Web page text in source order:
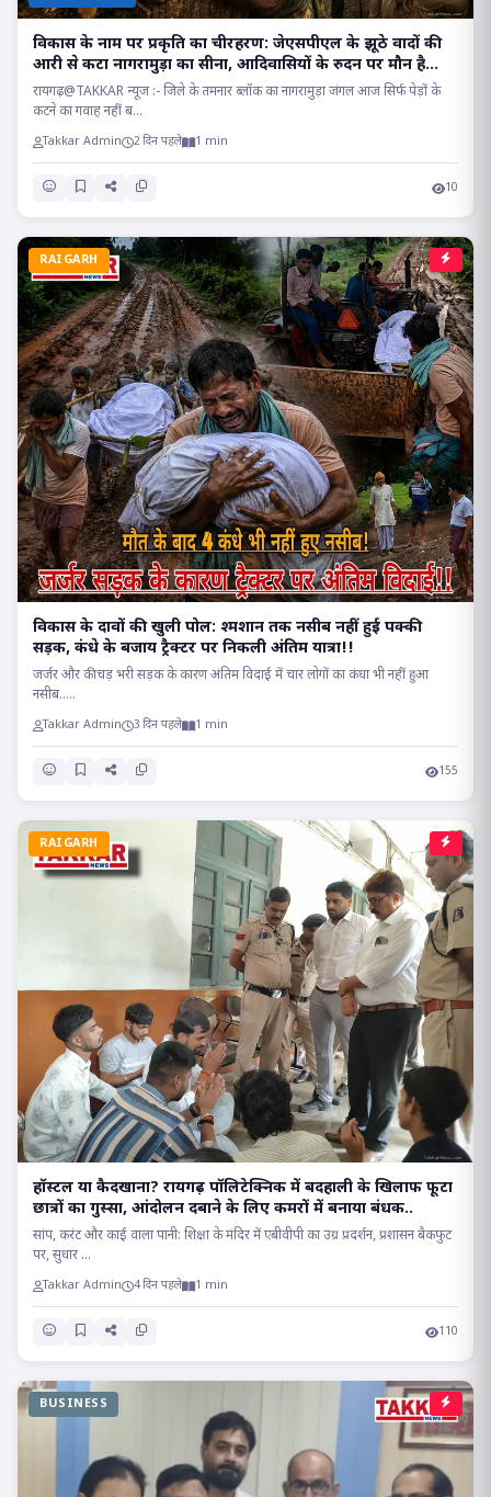
विकास के नाम पर प्रकृति का चीरहरण: जेएसपीएल के झूठे वादों की
आरी से कटा नागरामुड़ा का सीना, आदिवासियों के रुदन पर मौन है
सत्ता!
रायगढ़@TAKKAR न्यूज :- जिले के तमनार ब्लॉक का नागरामुड़ा जंगल आज सिर्फ पेड़ों के
कटने का गवाह नहीं ब...
Takkar Admin 2 दिन पहले 1 min
10
RAIGARH
विकास के दावों की खुली पोल: श्मशान तक नसीब नहीं हुई पक्की
सड़क, कंधे के बजाय ट्रैक्टर पर निकली अंतिम यात्रा!!
जर्जर और कीचड़ भरी सड़क के कारण अंतिम विदाई में चार लोगों का कंधा भी नहीं हुआ
नसीब.....
Takkar Admin 3 दिन पहले 1 min
155
RAIGARH
हॉस्टल या कैदखाना? रायगढ़ पॉलिटेक्निक में बदहाली के खिलाफ फूटा
छात्रों का गुस्सा, आंदोलन दबाने के लिए कमरों में बनाया बंधक..
सांप, करंट और काई वाला पानी: शिक्षा के मंदिर में एबीवीपी का उग्र प्रदर्शन, प्रशासन बैकफुट
पर, सुधार ...
Takkar Admin 4 दिन पहले 1 min
110
BUSINESS